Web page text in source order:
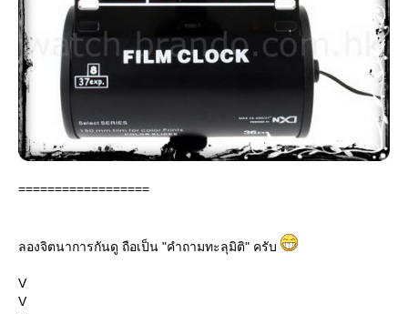
==================
ลองจิตนาการกันดู ถือเป็น "คำถามทะลุมิติ" ครับ
V
V